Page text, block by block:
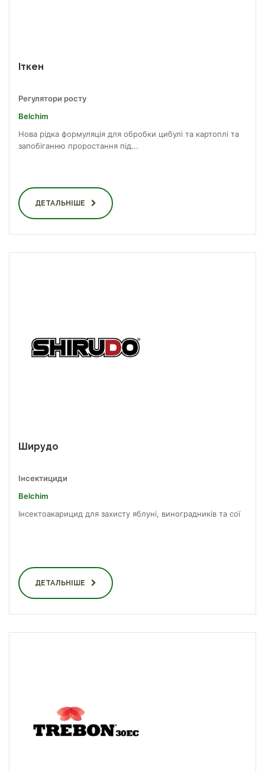
Іткен
Регулятори росту
Belchim
Нова рідка формуляція для обробки цибулі та картоплі та
запобіганню проростання під...
ДЕТАЛЬНІШЕ
Ширудо
Інсектициди
Belchim
Інсектоакарицид для захисту яблуні, виноградників та сої
ДЕТАЛЬНІШЕ